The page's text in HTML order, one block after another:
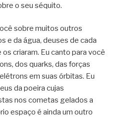
o seu séquito.
sobre muitos outros
e da água, deuses de cada
criaram. Eu canto para você
dos quarks, das forças
em suas órbitas. Eu
da poeira cujas
nos cometas gelados a
espaço é ainda um outro